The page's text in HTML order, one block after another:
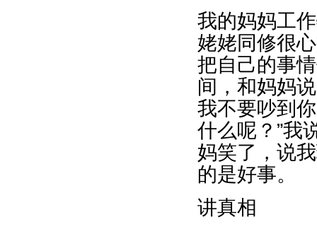
我的妈妈工
姥姥同修很
把自己的事
间，和妈妈
我不要吵到
什么呢？”我
妈笑了，说
的是好事。
讲真相